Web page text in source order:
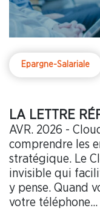
Epargne-Salariale
LA LETTRE
AVR. 2026 -
comprendre les
stratégique. Le
invisible qui
y pense. Quand
votre téléphone...